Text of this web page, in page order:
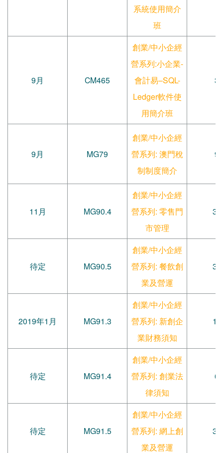
系統使用簡介
班
9月 CM465
創業/中小企經
營系列:小企業-
會計易–SQL-
Ledger軟件使
用簡介班
3
9月 MG79
創業/中小企經
營系列: 澳門稅
制制度簡介
9
11月 MG90.4
創業/中小企經
營系列: 零售門
市管理
30
待定 MG90.5
創業/中小企經
營系列: 餐飲創
業及營運
30
2019年1月 MG91.3
創業/中小企經
營系列: 新創企
業財務須知
12
待定 MG91.4
創業/中小企經
營系列: 創業法
律須知
6
待定 MG91.5
創業/中小企經
營系列: 網上創
業及營運
30